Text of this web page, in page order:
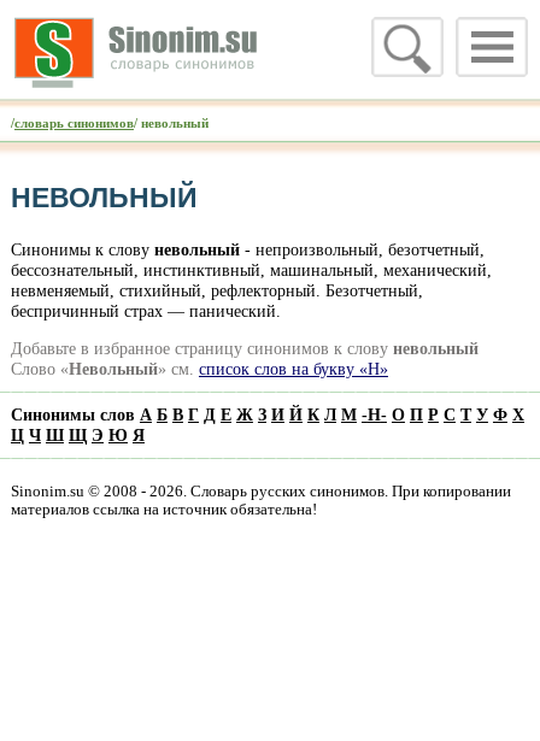
/словарь синонимов/ невольный
НЕВОЛЬНЫЙ
Синонимы к слову невольный- непроизвольный, безотчетный,
бессознательный, инстинктивный, машинальный, механический,
невменяемый, стихийный, рефлекторный. Безотчетный,
беспричинный страх — панический.
Добавьте в избранное страницу синонимов к слову невольный
Слово «Невольный» см. список слов на букву «Н»
Синонимы слов А Б В Г Д Е Ж З И Й К Л М -Н- О П Р С Т У Ф Х
Ц Ч Ш Щ Э Ю Я
Sinonim.su © 2008 - 2026. Словарь русских синонимов. При копировании
материалов ссылка на источник обязательна!